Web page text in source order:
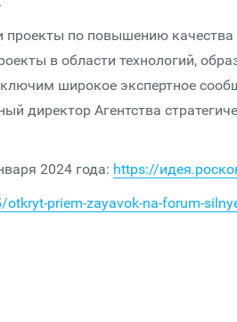
проекты по повышению
в области технологий,
широкое экспертное
директор Агентства
2024 года: https://
priem-zayavok-na-forum-